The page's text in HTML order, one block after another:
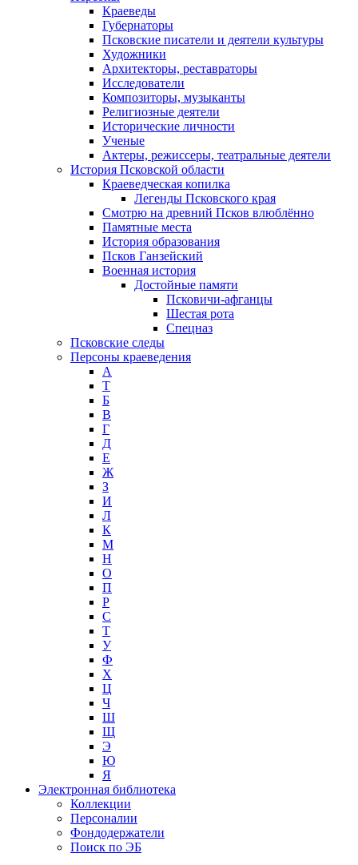
Краеведы
Губернаторы
Псковские писатели и деятели культуры
Художники
Архитекторы, реставраторы
Исследователи
Композиторы, музыканты
Религиозные деятели
Исторические личности
Ученые
Актеры, режиссеры, театральные деятели
История Псковской области
Краеведческая копилка
Легенды Псковского края
Смотрю на древний Псков влюблённо
Памятные места
История образования
Псков Ганзейский
Военная история
Достойные памяти
Псковичи-афганцы
Шестая рота
Спецназ
Псковские следы
Персоны краеведения
А
T
Б
В
Г
Д
Е
Ж
З
И
Л
К
М
Н
О
П
Р
С
Т
У
Ф
Х
Ц
Ч
Ш
Щ
Э
Ю
Я
Электронная библиотека
Коллекции
Персоналии
Фондодержатели
Поиск по ЭБ